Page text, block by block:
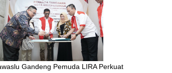
Gandeng Pemuda LIRA Perkuat